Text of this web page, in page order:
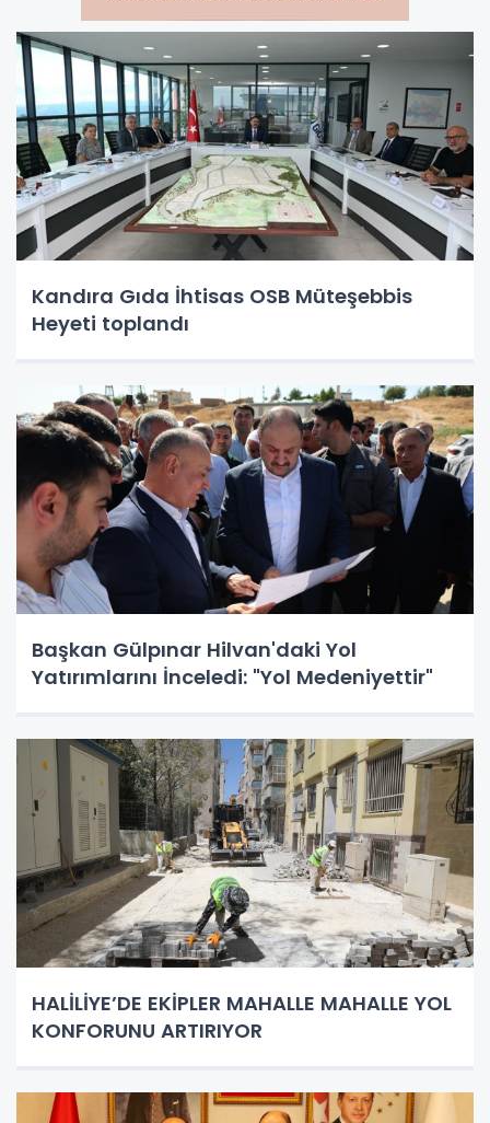
Kandıra Gıda İhtisas OSB Müteşebbis
Heyeti toplandı
Başkan Gülpınar Hilvan'daki Yol
Yatırımlarını İnceledi: "Yol Medeniyettir"
HALİLİYE’DE EKİPLER MAHALLE MAHALLE YOL
KONFORUNU ARTIRIYOR